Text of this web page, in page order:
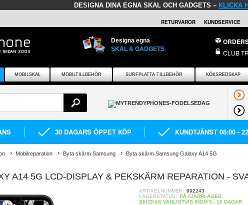
DESIGNA DINA EGNA SKAL OCH GADGETS – KLICKA
RETURVAROR KUNDSERVICE
Designa egna
SKAL & GADGETS
CLUB
MOBILSKAL MOBILTILLBEHÖR SURFPLATTA TILLBEHÖR KÖKSREDSKAP
30 DAGARS ÖPPET KÖP KUNDTJÄNST 08:00 -
Mobilreparation Byta skärm Samsung Byta skärm Samsung Galaxy A14 5G
A14 5G LCD-DISPLAY & PEKSKÄRM REPARATION -
ARTIKELNUMMER: 992243
LAGERSTATUS: PÅ FJÄRRLAGER.
SKICKAS VANLIGTVIS INOM 5 - 10 DAGAR